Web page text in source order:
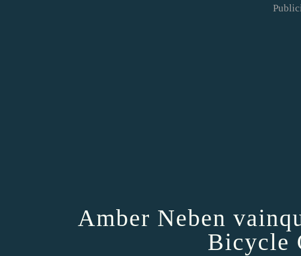
Amber Neben
Bicycle